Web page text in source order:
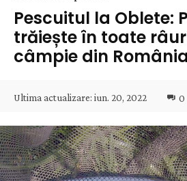
Pescuitul la Oblete:
trăiește în toate
câmpie din România
Ultima actualizare: iun. 20, 2022 0